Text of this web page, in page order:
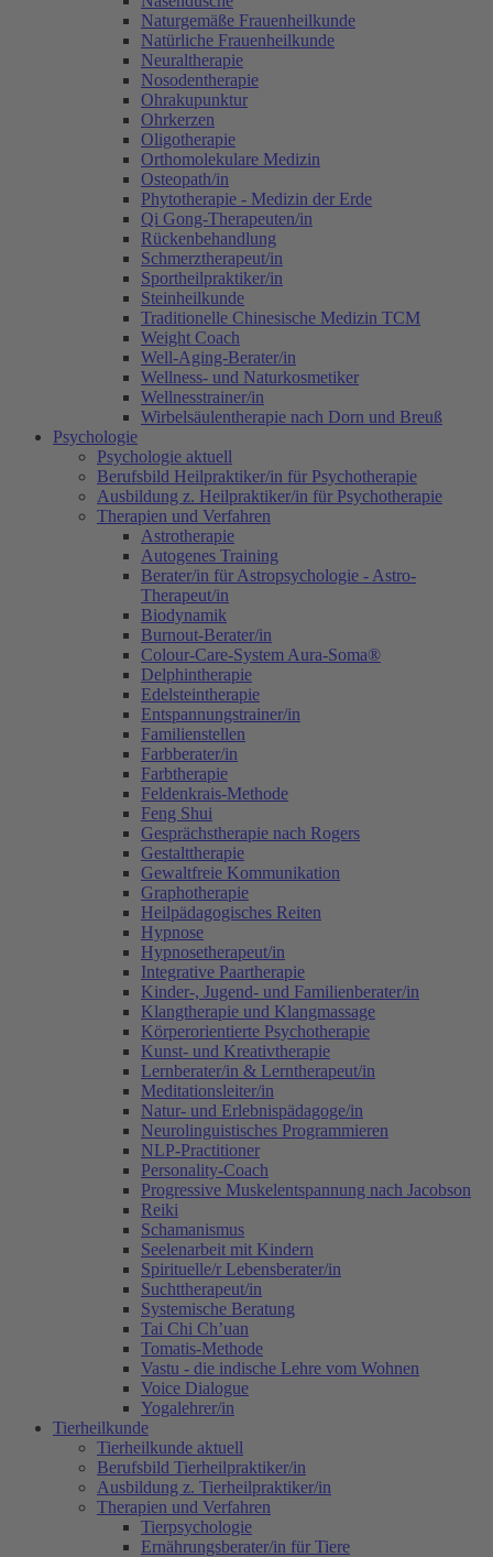
Naturgemäße Frauenheilkunde
Natürliche Frauenheilkunde
Neuraltherapie
Nosodentherapie
Ohrakupunktur
Ohrkerzen
Oligotherapie
Orthomolekulare Medizin
Osteopath/in
Phytotherapie - Medizin der Erde
Qi Gong-Therapeuten/in
Rückenbehandlung
Schmerztherapeut/in
Sportheilpraktiker/in
Steinheilkunde
Traditionelle Chinesische Medizin TCM
Weight Coach
Well-Aging-Berater/in
Wellness- und Naturkosmetiker
Wellnesstrainer/in
Wirbelsäulentherapie nach Dorn und Breuß
Psychologie
Psychologie aktuell
Berufsbild Heilpraktiker/in für Psychotherapie
Ausbildung z. Heilpraktiker/in für Psychotherapie
Therapien und Verfahren
Astrotherapie
Autogenes Training
Berater/in für Astropsychologie - Astro-
Therapeut/in
Biodynamik
Burnout-Berater/in
Colour-Care-System Aura-Soma®
Delphintherapie
Edelsteintherapie
Entspannungstrainer/in
Familienstellen
Farbberater/in
Farbtherapie
Feldenkrais-Methode
Feng Shui
Gesprächstherapie nach Rogers
Gestalttherapie
Gewaltfreie Kommunikation
Graphotherapie
Heilpädagogisches Reiten
Hypnose
Hypnosetherapeut/in
Integrative Paartherapie
Kinder-, Jugend- und Familienberater/in
Klangtherapie und Klangmassage
Körperorientierte Psychotherapie
Kunst- und Kreativtherapie
Lernberater/in & Lerntherapeut/in
Meditationsleiter/in
Natur- und Erlebnispädagoge/in
Neurolinguistisches Programmieren
NLP-Practitioner
Personality-Coach
Progressive Muskelentspannung nach Jacobson
Reiki
Schamanismus
Seelenarbeit mit Kindern
Spirituelle/r Lebensberater/in
Suchttherapeut/in
Systemische Beratung
Tai Chi Ch’uan
Tomatis-Methode
Vastu - die indische Lehre vom Wohnen
Voice Dialogue
Yogalehrer/in
Tierheilkunde
Tierheilkunde aktuell
Berufsbild Tierheilpraktiker/in
Ausbildung z. Tierheilpraktiker/in
Therapien und Verfahren
Tierpsychologie
Ernährungsberater/in für Tiere